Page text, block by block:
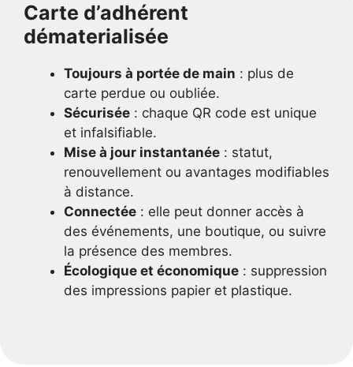
Carte d’adhérent
dématerialisée
Toujours à portée de main : plus de
carte perdue ou oubliée.
Sécurisée : chaque QR code est unique
et infalsifiable.
Mise à jour instantanée : statut,
renouvellement ou avantages modifiables
à distance.
Connectée : elle peut donner accès à
des événements, une boutique, ou suivre
la présence des membres.
Écologique et économique : suppression
des impressions papier et plastique.